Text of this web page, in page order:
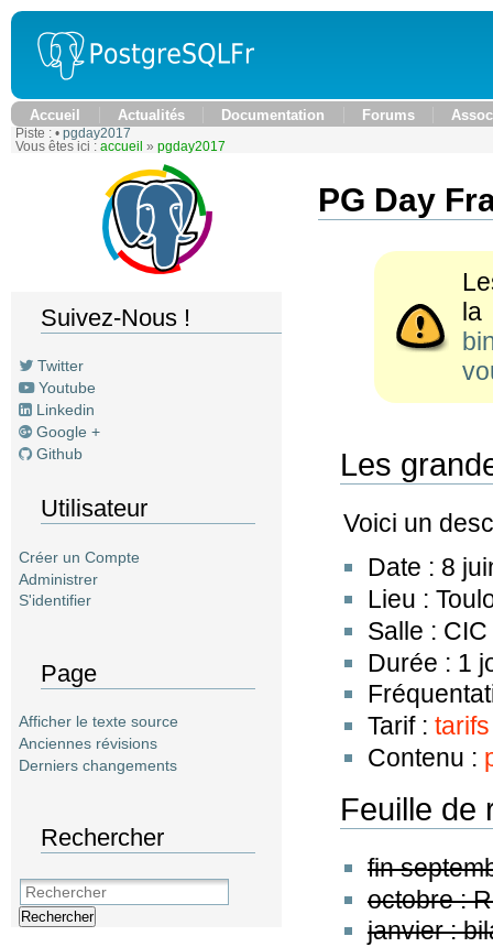
Accueil Actualités Documentation Forums
Piste : • pgday2017
Vous êtes ici : accueil » pgday2017
Suivez-Nous !
Twitter
Youtube
Linkedin
Google +
Github
Utilisateur
Créer un Compte
Administrer
S'identifier
Page
Afficher le texte source
Anciennes révisions
Derniers changements
Rechercher
Rechercher
PG Day
Les
Voici un
Date : 8
Lieu :
Salle :
Durée : 1
Tarif : tarifs
Contenu :
Feuille de
fin
octobre :
janvier :